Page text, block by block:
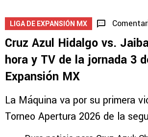
LIGA DE EXPANSIÓN MX
Cruz Azul Hidalgo vs.
hora y TV de la jornada 3
Expansión MX
La Máquina va por su primera
Torneo Apertura 2026 de la